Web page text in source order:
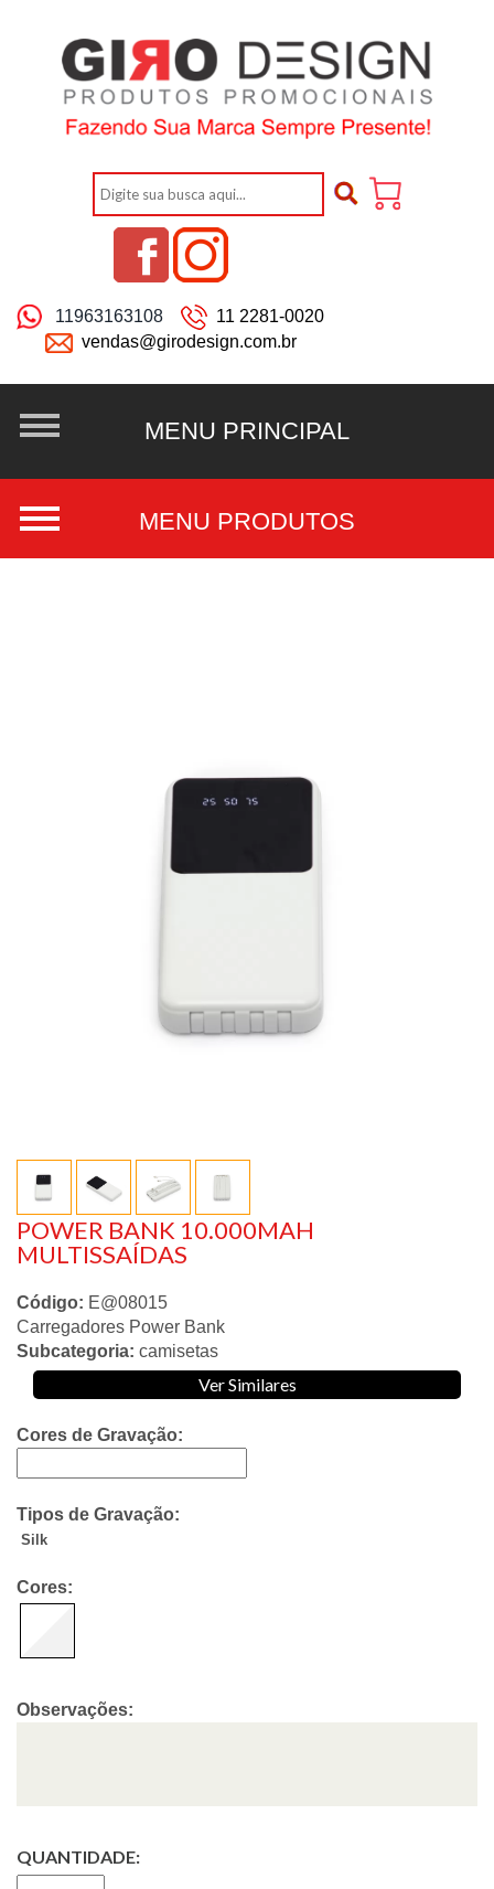
11963163108
11 2281-0020
vendas@girodesign.com.br
POWER BANK 10.000MAH
MULTISSAÍDAS
Código: E@08015
Carregadores Power Bank
Subcategoria: camisetas
Ver Similares
Cores de Gravação:
Tipos de Gravação:
Silk
Cores:
Observações:
QUANTIDADE: